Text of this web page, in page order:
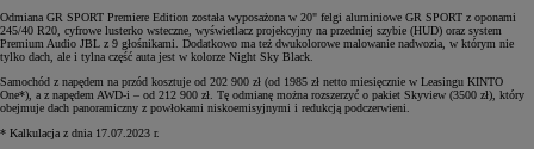
Odmiana GR SPORT Premiere Edition została wyposażona w 20" felgi aluminiowe GR SPORT z oponami
245/40 R20, cyfrowe lusterko wsteczne, wyświetlacz projekcyjny na przedniej szybie (HUD) oraz system
Premium Audio JBL z 9 głośnikami. Dodatkowo ma też dwukolorowe malowanie nadwozia, w którym nie
tylko dach, ale i tylna część auta jest w kolorze Night Sky Black.
Samochód z napędem na przód kosztuje od 202 900 zł (od 1985 zł netto miesięcznie w Leasingu KINTO
One*), a z napędem AWD-i – od 212 900 zł. Tę odmianę można rozszerzyć o pakiet Skyview (3500 zł), który
obejmuje dach panoramiczny z powłokami niskoemisyjnymi i redukcją podczerwieni.
* Kalkulacja z dnia 17.07.2023 r.